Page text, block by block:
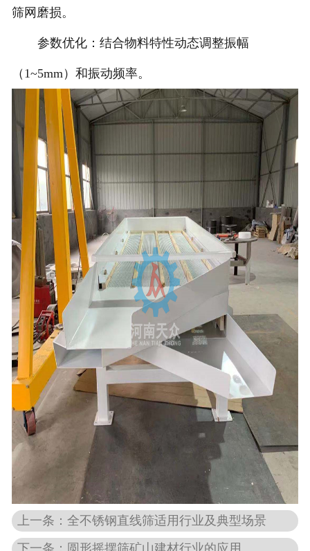
筛网磨损‌。
‌参数优化‌：结合物料特性动态调整振幅
（1~5mm）和振动频率‌。
上一条：全不锈钢直线筛适用行业及典型场景
下一条：圆形摇摆筛矿山建材行业的应用